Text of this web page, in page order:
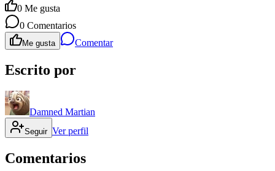
0 Me gusta
0 Comentarios
Me gusta Comentar
Escrito por
Damned Martian
Seguir Ver perfil
Comentarios